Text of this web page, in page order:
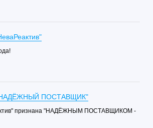
"НАДЁЖНЫЙ ПОСТАВЩИК"
признана "НАДЁЖНЫМ ПОСТАВЩИКОМ -